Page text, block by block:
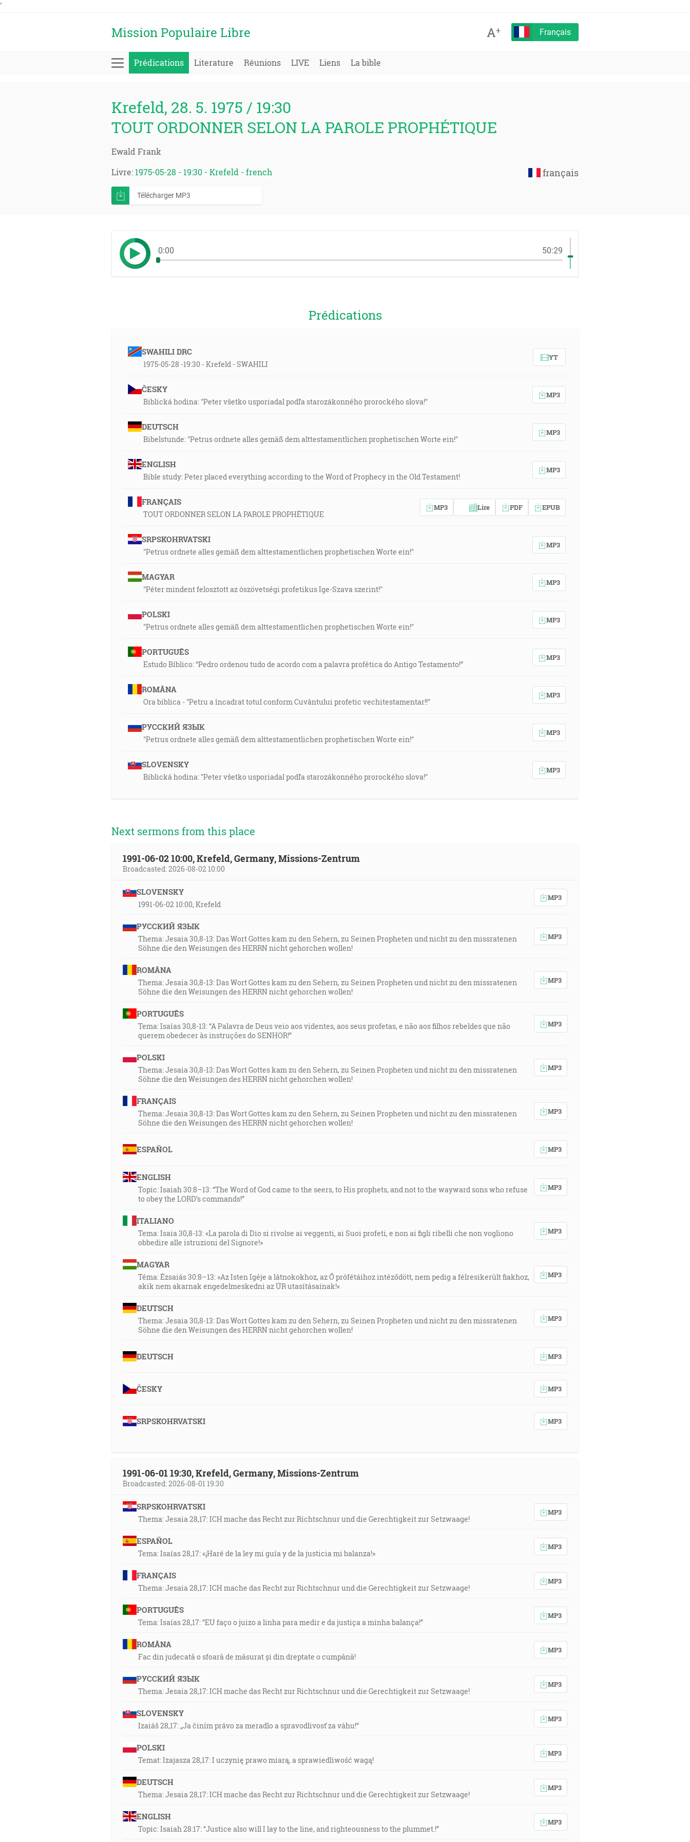
'
Mission Populaire Libre A+ Français
Prédications Literature Réunions LIVE Liens La bible
Krefeld, 28. 5. 1975 / 19:30
TOUT ORDONNER SELON LA PAROLE PROPHÉTIQUE
Ewald Frank
français
Livre: 1975-05-28 - 19:30 - Krefeld - french
Télécharger MP3
0:00 50:29
Prédications
SWAHILI DRC
1975-05-28 -19:30 - Krefeld - SWAHILI
YT
ČESKY
Biblická hodina: "Peter všetko usporiadal podľa starozákonného prorockého slova!"
MP3
DEUTSCH
Bibelstunde: "Petrus ordnete alles gemäß dem alttestamentlichen prophetischen Worte ein!"
MP3
ENGLISH
Bible study: Peter placed everything according to the Word of Prophecy in the Old Testament!
MP3
FRANÇAIS
TOUT ORDONNER SELON LA PAROLE PROPHÉTIQUE
MP3 Lire PDF EPUB
SRPSKOHRVATSKI
"Petrus ordnete alles gemäß dem alttestamentlichen prophetischen Worte ein!"
MP3
MAGYAR
"Péter mindent felosztott az ószövetségi profetikus Ige-Szava szerint!"
MP3
POLSKI
"Petrus ordnete alles gemäß dem alttestamentlichen prophetischen Worte ein!"
MP3
PORTUGUÊS
Estudo Bíblico: “Pedro ordenou tudo de acordo com a palavra profética do Antigo Testamento!”
MP3
ROMÂNA
Ora biblica - "Petru a încadrat totul conform Cuvântului profetic vechitestamentar!!"
MP3
РУССКИЙ ЯЗЫК
"Petrus ordnete alles gemäß dem alttestamentlichen prophetischen Worte ein!"
MP3
SLOVENSKY
Biblická hodina: "Peter všetko usporiadal podľa starozákonného prorockého slova!"
MP3
Next sermons from this place
1991-06-02 10:00, Krefeld, Germany, Missions-Zentrum
Broadcasted: 2026-08-02 10:00
SLOVENSKY
1991-06-02 10:00, Krefeld
MP3
РУССКИЙ ЯЗЫК
Thema: Jesaia 30,8-13: Das Wort Gottes kam zu den Sehern, zu Seinen Propheten und nicht zu den missratenen
Söhne die den Weisungen des HERRN nicht gehorchen wollen!
MP3
ROMÂNA
Thema: Jesaia 30,8-13: Das Wort Gottes kam zu den Sehern, zu Seinen Propheten und nicht zu den missratenen
Söhne die den Weisungen des HERRN nicht gehorchen wollen!
MP3
PORTUGUÊS
Tema: Isaías 30,8-13: “A Palavra de Deus veio aos videntes, aos seus profetas, e não aos filhos rebeldes que não
querem obedecer às instruções do SENHOR!”
MP3
POLSKI
Thema: Jesaia 30,8-13: Das Wort Gottes kam zu den Sehern, zu Seinen Propheten und nicht zu den missratenen
Söhne die den Weisungen des HERRN nicht gehorchen wollen!
MP3
FRANÇAIS
Thema: Jesaia 30,8-13: Das Wort Gottes kam zu den Sehern, zu Seinen Propheten und nicht zu den missratenen
Söhne die den Weisungen des HERRN nicht gehorchen wollen!
MP3
ESPAÑOL MP3
ENGLISH
Topic: Isaiah 30:8–13: “The Word of God came to the seers, to His prophets, and not to the wayward sons who refuse
to obey the LORD’s commands!”
MP3
ITALIANO
Tema: Isaia 30,8-13: «La parola di Dio si rivolse ai veggenti, ai Suoi profeti, e non ai figli ribelli che non vogliono
obbedire alle istruzioni del Signore!»
MP3
MAGYAR
Téma: Ézsaiás 30:8–13: »Az Isten Igéje a látnokokhoz, az Ő prófétáihoz intéződött, nem pedig a félresikerült fiakhoz,
akik nem akarnak engedelmeskedni az ÚR utasításainak!«
MP3
DEUTSCH
Thema: Jesaia 30,8-13: Das Wort Gottes kam zu den Sehern, zu Seinen Propheten und nicht zu den missratenen
Söhne die den Weisungen des HERRN nicht gehorchen wollen!
MP3
DEUTSCH MP3
ČESKY MP3
SRPSKOHRVATSKI MP3
1991-06-01 19:30, Krefeld, Germany, Missions-Zentrum
Broadcasted: 2026-08-01 19:30
SRPSKOHRVATSKI
Thema: Jesaia 28,17: ICH mache das Recht zur Richtschnur und die Gerechtigkeit zur Setzwaage!
MP3
ESPAÑOL
Tema: Isaías 28,17: «¡Haré de la ley mi guía y de la justicia mi balanza!»
MP3
FRANÇAIS
Thema: Jesaia 28,17: ICH mache das Recht zur Richtschnur und die Gerechtigkeit zur Setzwaage!
MP3
PORTUGUÊS
Tema: Isaías 28,17: “EU faço o juizo a linha para medir e da justiça a minha balança!”
MP3
ROMÂNA
Fac din judecată o sfoară de măsurat și din dreptate o cumpănă!
MP3
РУССКИЙ ЯЗЫК
Thema: Jesaia 28,17: ICH mache das Recht zur Richtschnur und die Gerechtigkeit zur Setzwaage!
MP3
SLOVENSKY
Izaiáš 28,17: „Ja činím právo za meradlo a spravodlivosť za váhu!“
MP3
POLSKI
Temat: Izajasza 28,17: I uczynię prawo miarą, a sprawiedliwość wagą!
MP3
DEUTSCH
Thema: Jesaia 28,17: ICH mache das Recht zur Richtschnur und die Gerechtigkeit zur Setzwaage!
MP3
ENGLISH
Topic: Isaiah 28:17: “Justice also will I lay to the line, and righteousness to the plummet.!”
MP3